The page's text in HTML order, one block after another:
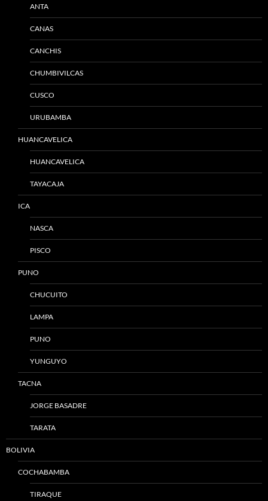
ANTA
CANAS
CANCHIS
CHUMBIVILCAS
CUSCO
URUBAMBA
HUANCAVELICA
HUANCAVELICA
TAYACAJA
ICA
NASCA
PISCO
PUNO
CHUCUITO
LAMPA
PUNO
YUNGUYO
TACNA
JORGE BASADRE
TARATA
BOLIVIA
COCHABAMBA
TIRAQUE